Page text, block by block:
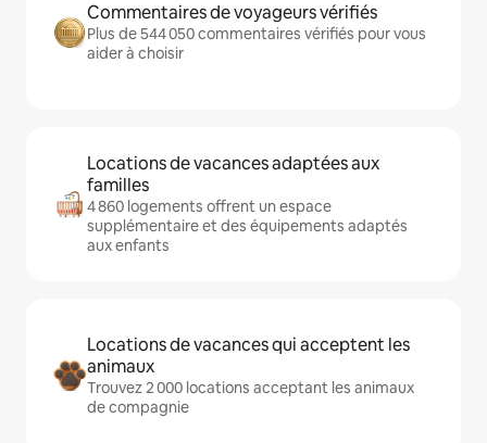
Commentaires de voyageurs vérifiés
Plus de 544 050 commentaires vérifiés pour vous
aider à choisir
Locations de vacances adaptées aux
familles
4 860 logements offrent un espace
supplémentaire et des équipements adaptés
aux enfants
Locations de vacances qui acceptent les
animaux
Trouvez 2 000 locations acceptant les animaux
de compagnie